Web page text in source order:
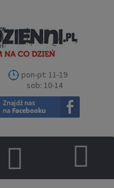
pon-pt: 11-19
sob: 10-14